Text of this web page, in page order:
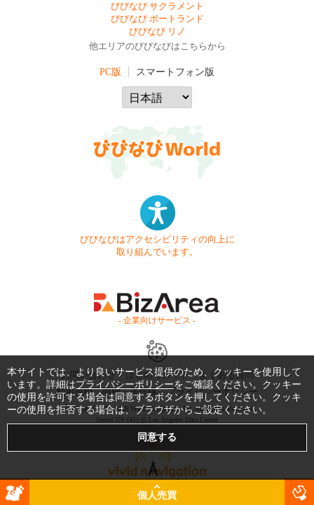
びびなび サクラメント
びびなび ポートランド
びびなび リノ
他エリアのびびなびはこちらから
PC版 スマートフォン版
びびなびはアクセシビリティの向上に
取り組んでいます。
- 企業向けサービス -
お問い合わせ はじめてガイド
よくある質問
利用規約
商標・著作権 プライバシーポリシー
Copyright © 1999-2026 Vivid Navigation, Inc. All Rights Reserved.
Server US (45) @ Los Angeles Data Center
個人売買
本サイトでは、より良いサービス提供のため、クッキーを使用して
います。詳細はプライバシーポリシーをご確認ください。クッキー
の使用を許可する場合は同意するボタンを押してください。クッキ
ーの使用を拒否する場合は、ブラウザからご設定ください。